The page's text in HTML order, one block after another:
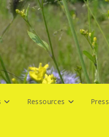
Ressources